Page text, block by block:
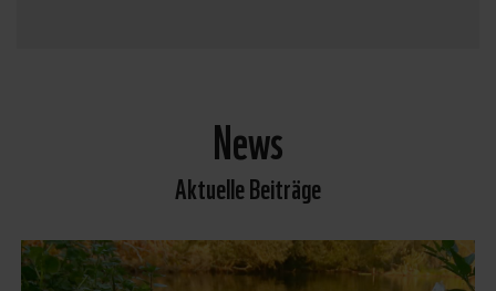
News
Aktuelle Beiträge